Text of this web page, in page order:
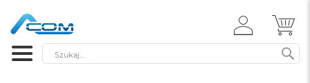
ZALOGUJ
SIĘ
Szukaj